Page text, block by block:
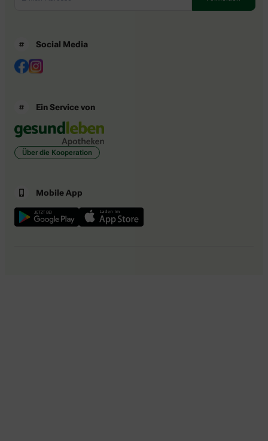
Social Media
Ein Service von
Über die Kooperation
Mobile App